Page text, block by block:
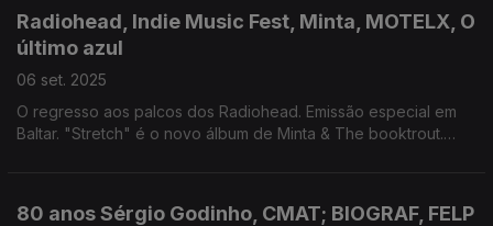
Radiohead, Indie Music Fest, Minta, MOTELX, O
último azul
06 set. 2025
O regresso aos palcos dos Radiohead. Emissão especial em
Baltar. "Stretch" é o novo álbum de Minta & The booktrout.
80 anos Sérgio Godinho, CMAT; BIOGRAF, FELP